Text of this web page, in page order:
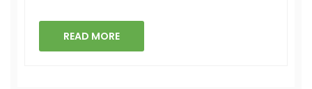
READ MORE